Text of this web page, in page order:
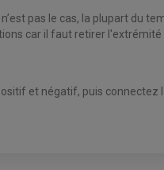
pas le cas, la plupart du
car il faut retirer
et négatif, puis connectez